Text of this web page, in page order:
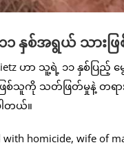
၁ နှစ်အရွယ် သာ
ဟာ သူ့ရဲ့ ၁၁ နှစ်ပြည့်
စ်သူကို သတ်ဖြတ်မှုနဲ့ တရာ
တယ်။